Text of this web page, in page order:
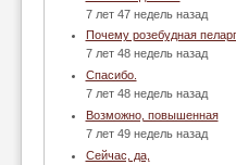
7 лет 47 недель назад
Почему розебудная
7 лет 48 недель назад
Спасибо.
7 лет 48 недель назад
Возможно, повышенная
7 лет 49 недель назад
Сейчас, да,